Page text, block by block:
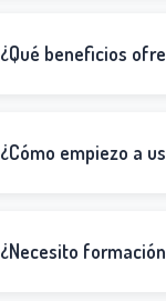
¿Qué beneficios
¿Cómo empiezo a
¿Necesito